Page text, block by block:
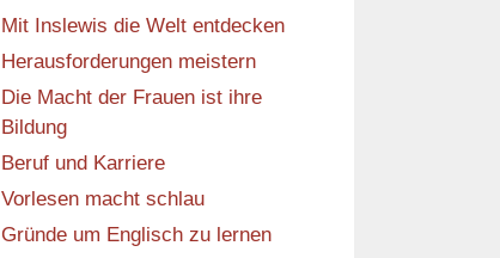
Mit Inslewis die Welt entdecken
Herausforderungen meistern
Die Macht der Frauen ist ihre
Bildung
Beruf und Karriere
Vorlesen macht schlau
Gründe um Englisch zu lernen